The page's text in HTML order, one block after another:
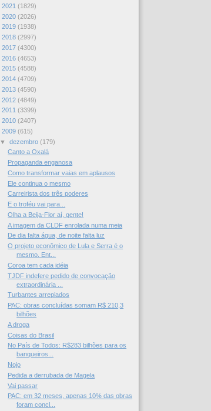
2021 (1829)
2020 (2026)
2019 (1938)
2018 (2997)
2017 (4300)
2016 (4653)
2015 (4588)
2014 (4709)
2013 (4590)
2012 (4849)
2011 (3399)
2010 (2407)
2009 (615)
▼ dezembro (179)
Canto a Oxalá
Propaganda enganosa
Como transformar vaias em aplausos
Ele continua o mesmo
Carreirista dos três poderes
E o troféu vai para...
Olha a Beija-Flor aí, gente!
A imagem da CLDF enrolada numa meia
De dia falta água, de noite falta luz
O projeto econômico de Lula e Serra é o
mesmo. Ent...
Coroa tem cada idéia
TJDF indefere pedido de convocação
extraordinária ...
Turbantes arrepiados
PAC: obras concluídas somam R$ 210,3
bilhões
A droga
Coisas do Brasil
No País de Todos: R$283 bilhões para os
banqueiros...
Nojo
Pedida a derrubada de Magela
Vai passar
PAC: em 32 meses, apenas 10% das obras
foram concl...